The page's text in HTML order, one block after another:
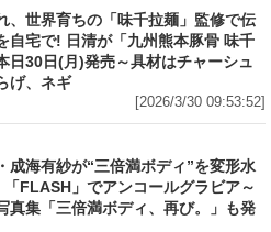
、世界育ちの「味千拉麺」監修で伝
自宅で! 日清が「九州熊本豚骨 味千
日30日(月)発売～具材はチャーシュ
げ、ネギ
[2026/3/30 09:53:52]
成海有紗が“三倍満ボディ”を変形水
FLASH」でアンコールグラビア～
真集「三倍満ボディ、再び。」も発